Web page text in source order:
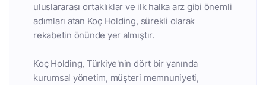
uluslararası ortaklıklar ve ilk halka arz gibi önemli
adımları atan Koç Holding, sürekli olarak
rekabetin önünde yer almıştır.
Koç Holding, Türkiye'nin dört bir yanında
kurumsal yönetim, müşteri memnuniyeti,